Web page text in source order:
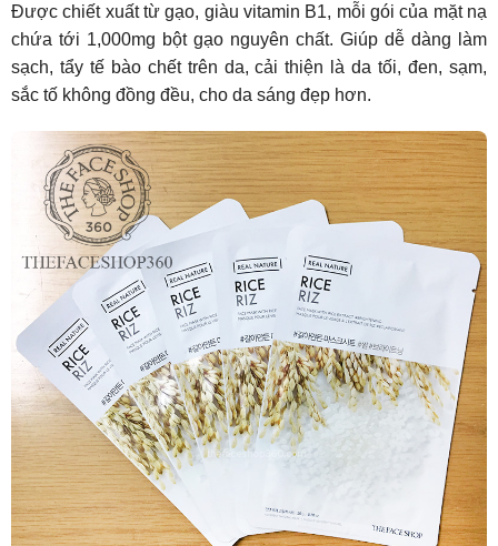
Được chiết xuất từ gạo, giàu vitamin B1, mỗi gói của mặt nạ
chứa tới 1,000mg bột gạo nguyên chất. Giúp dễ dàng làm
sạch, tẩy tế bào chết trên da, cải thiện là da tối, đen, sạm,
sắc tố không đồng đều, cho da sáng đẹp hơn.